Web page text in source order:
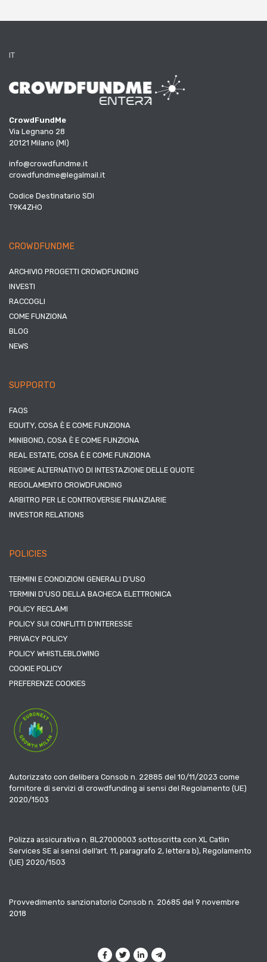
IT
CrowdFundMe
Via Legnano 28
20121 Milano (MI)
info@crowdfundme.it
crowdfundme@legalmail.it
Codice Destinatario SDI
T9K4ZHO
CROWDFUNDME
ARCHIVIO PROGETTI CROWDFUNDING
INVESTI
RACCOGLI
COME FUNZIONA
BLOG
NEWS
SUPPORTO
FAQS
EQUITY, COSA È E COME FUNZIONA
MINIBOND, COSA È E COME FUNZIONA
REAL ESTATE, COSA È E COME FUNZIONA
REGIME ALTERNATIVO DI INTESTAZIONE DELLE QUOTE
REGOLAMENTO CROWDFUNDING
ARBITRO PER LE CONTROVERSIE FINANZIARIE
INVESTOR RELATIONS
POLICIES
TERMINI E CONDIZIONI GENERALI D’USO
TERMINI D’USO DELLA BACHECA ELETTRONICA
POLICY RECLAMI
POLICY SUI CONFLITTI D’INTERESSE
PRIVACY POLICY
POLICY WHISTLEBLOWING
COOKIE POLICY
PREFERENZE COOKIES
Autorizzato con delibera Consob n. 22885 del 10/11/2023 come
fornitore di servizi di crowdfunding ai sensi del Regolamento (UE)
2020/1503
Polizza assicurativa n. BL27000003 sottoscritta con XL Catlin
Services SE ai sensi dell’art. 11, paragrafo 2, lettera b), Regolamento
(UE) 2020/1503
Provvedimento sanzionatorio Consob n. 20685 del 9 novembre
2018